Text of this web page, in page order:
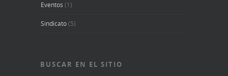
Eventos (1)
Sindicato(5)
BUSCAR EN EL SITIO